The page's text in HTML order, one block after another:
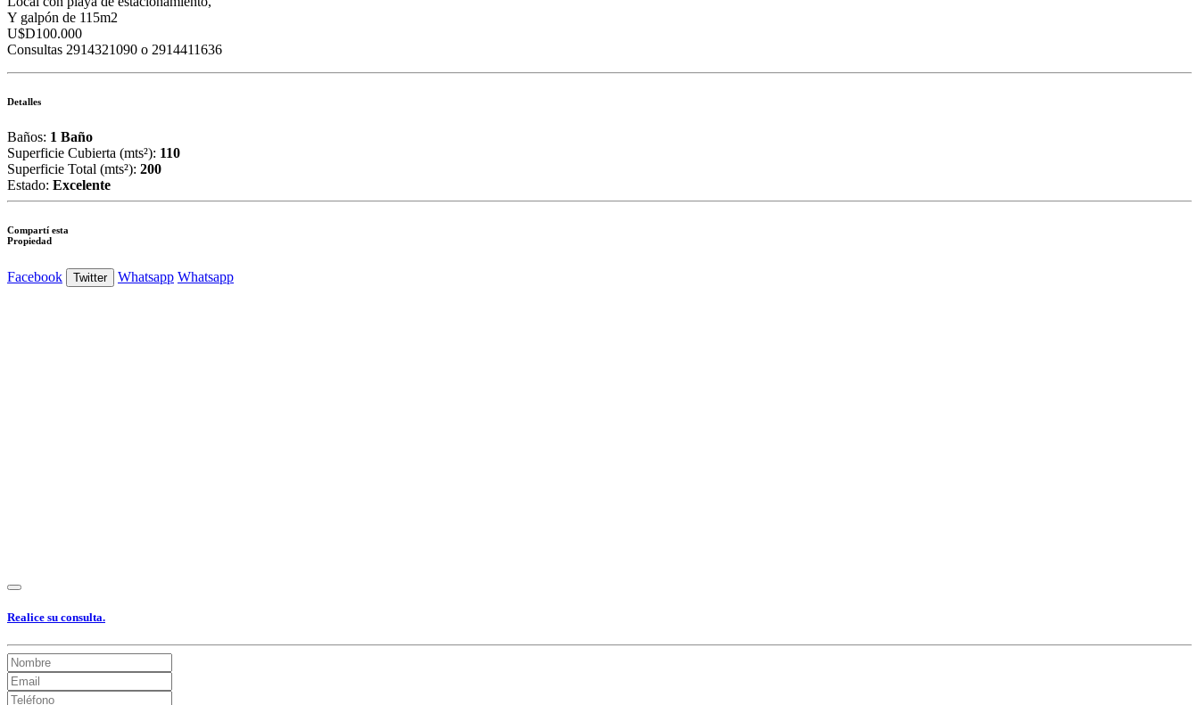
Y galpón de 115m2
U$D100.000
Consultas 2914321090 o 2914411636
Detalles
Baños: 1 Baño
Superficie Cubierta (mts²): 110
Superficie Total (mts²): 200
Estado: Excelente
Compartí esta
Propiedad
Facebook Twitter Whatsapp Whatsapp
Realice su consulta.